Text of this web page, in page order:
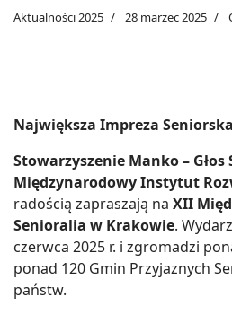
Aktualności 2025 28 marzec 2025
Największa Impreza
Stowarzyszenie Manko – Głos
Międzynarodowy Instytut
radością zapraszają na XII
Senioralia w Krakowie.
czerwca 2025 r. i zgromadzi
ponad 120 Gmin Przyjaznych
państw.